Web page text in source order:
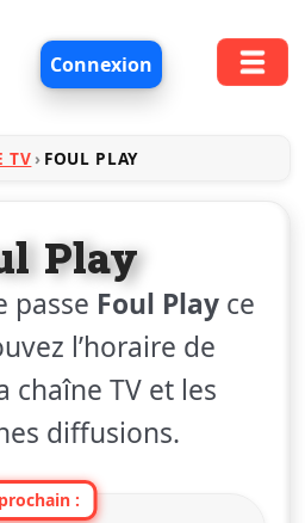
Connexion
TV FOUL PLAY
Play
passe Foul Playce
l’horaire de
chaîne TV et les
diffusions.
prochain :